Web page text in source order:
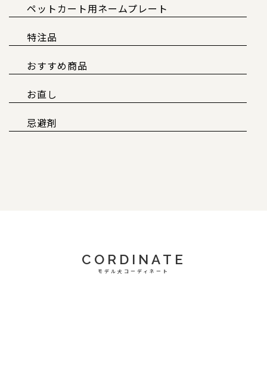
ペットカート用ネームプレート
特注品
おすすめ商品
お直し
忌避剤
CORDINATE
モデル犬コーディネート